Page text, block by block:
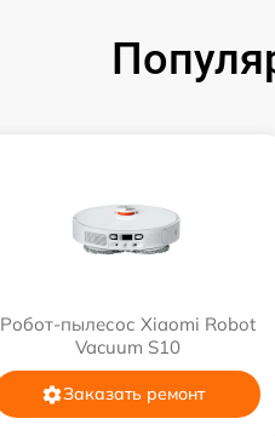
Робот-пылесос Xiaomi Robot
Vacuum S10
Заказать ремонт